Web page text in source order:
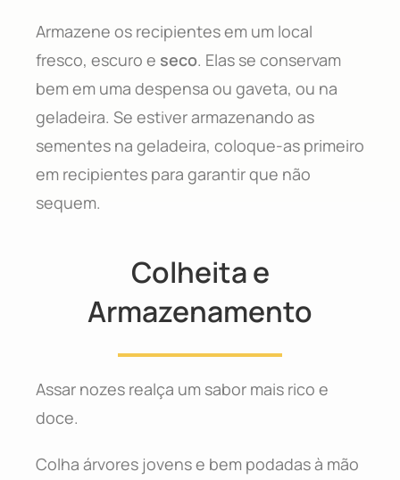
Armazene os recipientes em um local
fresco, escuro e seco. Elas se conservam
bem em uma despensa ou gaveta, ou na
geladeira. Se estiver armazenando as
sementes na geladeira, coloque-as primeiro
em recipientes para garantir que não
sequem.
Colheita e
Armazenamento
Assar nozes realça um sabor mais rico e
doce.
Colha árvores jovens e bem podadas à mão